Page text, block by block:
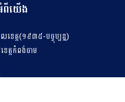
ពីយើង
េត្ត(១៩៣៥-បច្ចុប្បន្ន)
ខេត្តកំពង់ចាម